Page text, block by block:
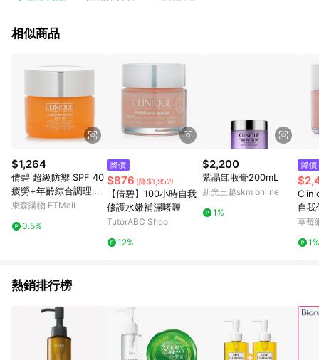
的購回饋活動享Yahoo超贈點回饋者 - 購物中心商店之商品：商
3. 訂單回饋金額將扣除運費/購物金/超贈點/福利金/紅利折抵/折
價券等虛擬貨幣折抵 4. 大宗採購或批發轉賣不具回饋資格： 如
有相關事證認定您為大宗採購、批發轉賣而非最終消費使用者，
相關認定以Yahoo購物中心之認定為準
相似商品
$1,264
倩碧 超級防禦 SPF 40
疲勞+年齡綜合調理霜-
極乾至偏乾膚質組合30
東森購物 ETMall
0.5%
降價
$876 (降$1,952)
【倩碧】100小時自我
修護水嫩補濕啫喱
TutorABC Shop
12%
$2,200
紫晶卸妝膏200mL
新光三越skm online
1%
降價
自我
草莓
1%
熱銷排行榜